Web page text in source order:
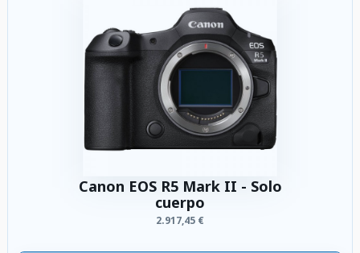
Canon EOS R5 Mark II - Solo
cuerpo
2.917,45 €